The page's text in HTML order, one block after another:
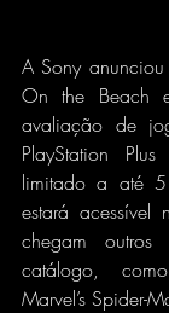
A Sony
On the Beach
avaliação de
PlayStation
limitado a até
estará
chegam
catálogo,
Marvel’s Spider-